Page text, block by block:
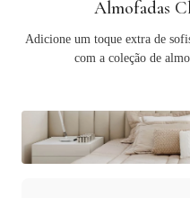
Almofadas
Adicione um toque extra de
com a coleção de